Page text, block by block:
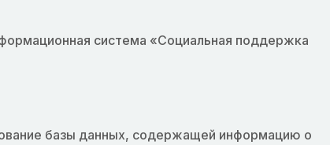
система «Социальная поддержка
базы данных, содержащей информацию о